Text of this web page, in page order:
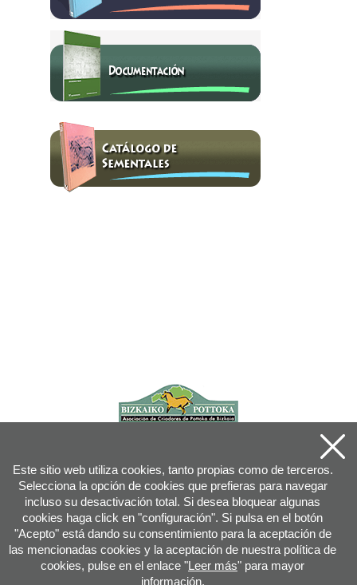
Este sitio web utiliza cookies, tanto propias como de terceros.
Selecciona la opción de cookies que prefieras para navegar
incluso su desactivación total. Si desea bloquear algunas
cookies haga click en "configuración". Si pulsa en el botón
"Acepto" está dando su consentimiento para la aceptación de
las mencionadas cookies y la aceptación de nuestra política de
cookies, pulse en el enlace "Leer más" para mayor
información.